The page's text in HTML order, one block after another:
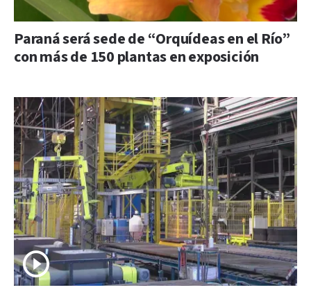
Paraná será sede de “Orquídeas en el Río”
con más de 150 plantas en exposición